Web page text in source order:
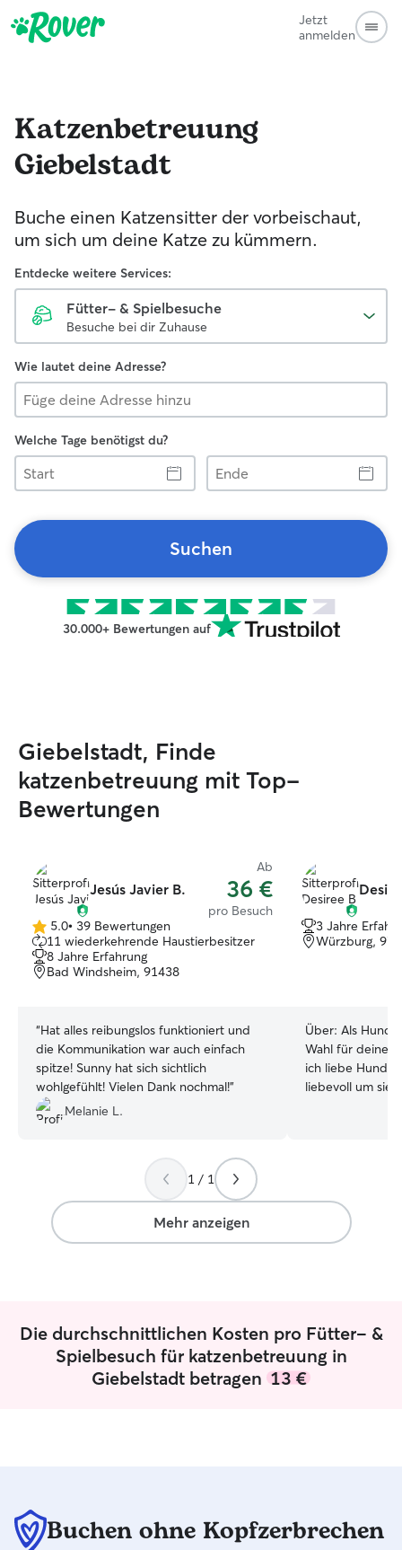
Jetzt
anmelden
Katzenbetreuung
Giebelstadt
Buche einen Katzensitter der vorbeischaut,
um sich um deine Katze zu kümmern.
Entdecke weitere Services:
Fütter- & Spielbesuche
Besuche bei dir Zuhause
Wie lautet deine Adresse?
Welche Tage benötigst du?
Start
Ende
Suchen
30.000+ Bewertungen auf
Giebelstadt, Finde
katzenbetreuung mit Top-
Bewertungen
Jesús Javier B.
Ab
36 €
pro Besuch
5.0
von
5
Sternen
5.0• 39 Bewertungen
11 wiederkehrende Haustierbesitzer
8 Jahre Erfahrung
Bad Windsheim, 91438
“Hat alles reibungslos funktioniert und
die Kommunikation war auch einfach
spitze! Sunny hat sich sichtlich
wohlgefühlt! Vielen Dank nochmal!”
Melanie L.
3 Jahre
Würzburg,
Über: Als
Wahl für deine
ich liebe Hunde
liebevoll um sie.
Meine
eingerichtet,
gestaltet. Hier
1 / 1
Mehr anzeigen
Die durchschnittlichen Kosten pro Fütter- &
Spielbesuch für katzenbetreuung in
Giebelstadt betragen 13 €
Buchen ohne Kopfzerbrechen